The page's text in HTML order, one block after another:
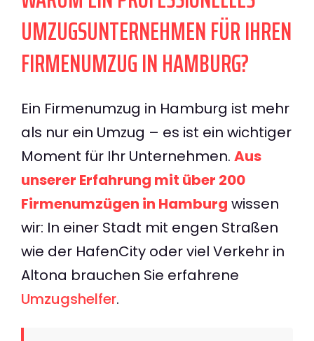
UMZUGSUNTERNEHMEN FÜR IHREN
FIRMENUMZUG IN HAMBURG?
Ein Firmenumzug in Hamburg ist mehr
als nur ein Umzug – es ist ein wichtiger
Moment für Ihr Unternehmen. Aus
unserer Erfahrung mit über 200
Firmenumzügen in Hamburg wissen
wir: In einer Stadt mit engen Straßen
wie der HafenCity oder viel Verkehr in
Altona brauchen Sie erfahrene
Umzugshelfer.